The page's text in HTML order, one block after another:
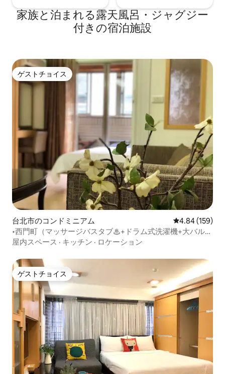
ー街、セブンイレブンがあります。活気
のあるビジネスエリアの路地に位置し、
娯楽の利便性と睡眠の質の両方を兼ね備
えています。 • 交通の要衝：西門駅は青
インターネットとサービス： • モバイル
インターネット：室内の高速Wi-Fiとモバ
イルインターネットをご利用いただけま
す。 • セルフチェックイン：電子ドアロ
ック、24時間チェックイン
で明るく、設備も
と私のお部屋が
家族と泊まれる露天風呂・ジャグジー
付きの宿泊施設
ゲストチョイス
ゲストチョイス
台北市のコンドミニアム レビュー159
4.84 (159)
•西門町（マッサージバスタブ♨+ドラム式洗濯機+大バルコ
ニー）（2名）大客間西門MRT
屋内スペース · キッチン · ロケーション
ゲストチョイス
ゲストチョイス